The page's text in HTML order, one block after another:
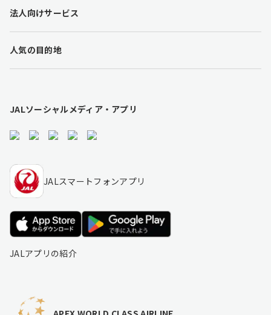
e
i
n
法人向けサービス
人気の目的地
JALソーシャルメディア・アプリ
JALスマートフォンアプリ
JALアプリの紹介